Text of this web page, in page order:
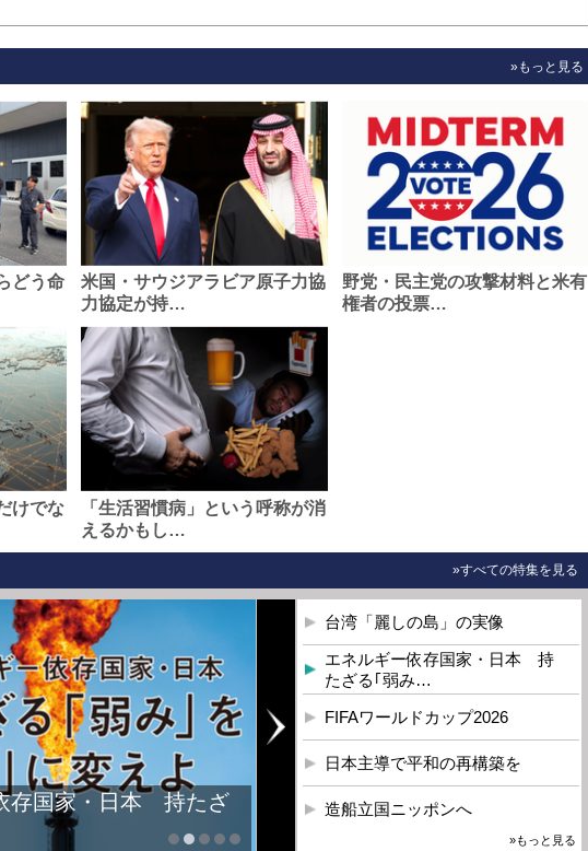
»もっと見る
どう命
米国・サウジアラビア原子力協
力協定が持…
野党・民主党の攻撃材料と米有
権者の投票…
けでな
「生活習慣病」という呼称が消
えるかもし…
»すべての特集を見る
存国家・日本 持たざ
台湾「麗しの島」の実像
エネルギー依存国家・日本 持
たざる｢弱み…
FIFAワールドカップ2026
日本主導で平和の再構築を
造船立国ニッポンへ
»もっと見る